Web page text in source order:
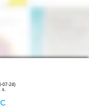
07-24)
s.